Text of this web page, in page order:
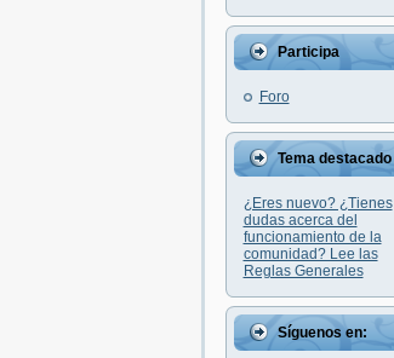
Participa
Foro
Tema destacado
¿Eres nuevo? ¿Tienes
dudas acerca del
funcionamiento de la
comunidad? Lee las
Reglas Generales
Síguenos en: